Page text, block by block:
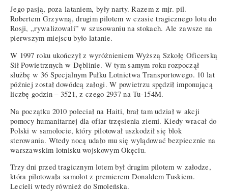
Jego pasją, poza lataniem, były narty. Razem z mjr. pil.
Robertem Grzywną, drugim pilotem w czasie tragicznego lotu do
Rosji, „rywalizowali” w szusowaniu na stokach. Ale zawsze na
pierwszym miejscu było latanie.
W 1997 roku ukończył z wyróżnieniem Wyższą Szkołę Oficerską
Sił Powietrznych w Dęblinie. W tym samym roku rozpoczął
służbę w 36 Specjalnym Pułku Lotnictwa Transportowego. 10 lat
później został dowódcą załogi. W powietrzu spędził imponującą
liczbę godzin – 3521, z czego 2937 na Tu-154M.
Na początku 2010 poleciał na Haiti, brał tam udział w akcji
pomocy humanitarnej dla ofiar trzęsienia ziemi. Kiedy wracał do
Polski w samolocie, który pilotował uszkodził się blok
sterowania. Wtedy nocą udało mu się wylądować bezpiecznie na
warszawskim lotnisku wojskowym Okęciu.
Trzy dni przed tragicznym lotem był drugim pilotem w załodze,
która pilotowała samolot z premierem Donaldem Tuskiem.
Lecieli wtedy również do Smoleńska.